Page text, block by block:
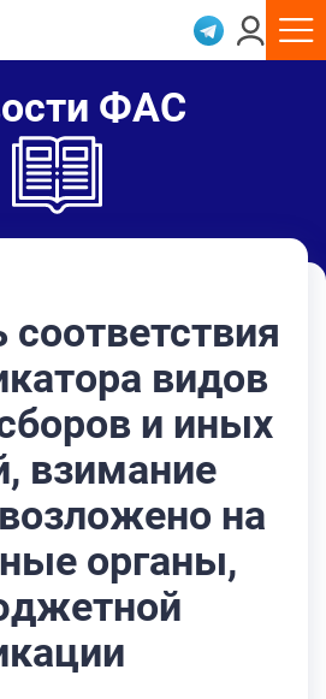
ФАС
соответствия
видов
и иных
взимание
на
органы,